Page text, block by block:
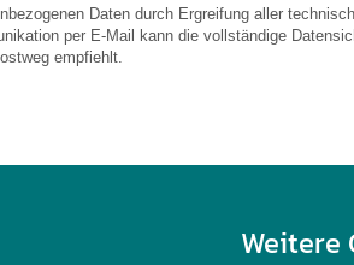
Daten durch Ergreifung aller
per E-Mail kann die vollständige
empfiehlt.
Weitere